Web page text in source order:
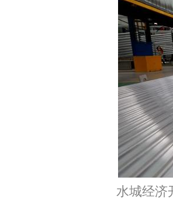
水城经济开